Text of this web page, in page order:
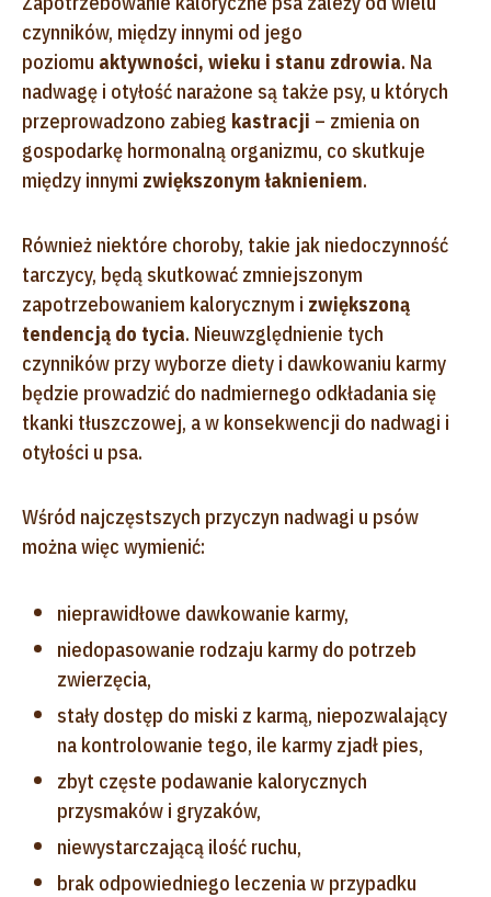
czynników, między innymi od jego
poziomu aktywności, wieku i stanu zdrowia. Na
nadwagę i otyłość narażone są także psy, u których
przeprowadzono zabieg kastracji – zmienia on
gospodarkę hormonalną organizmu, co skutkuje
między innymi zwiększonym łaknieniem.
Również niektóre choroby, takie jak niedoczynność
tarczycy, będą skutkować zmniejszonym
zapotrzebowaniem kalorycznym i zwiększoną
tendencją do tycia. Nieuwzględnienie tych
czynników przy wyborze diety i dawkowaniu karmy
będzie prowadzić do nadmiernego odkładania się
tkanki tłuszczowej, a w konsekwencji do nadwagi i
otyłości u psa.
Wśród najczęstszych przyczyn nadwagi u psów
można więc wymienić:
nieprawidłowe dawkowanie karmy,
niedopasowanie rodzaju karmy do potrzeb
zwierzęcia,
stały dostęp do miski z karmą, niepozwalający
na kontrolowanie tego, ile karmy zjadł pies,
zbyt częste podawanie kalorycznych
przysmaków i gryzaków,
niewystarczającą ilość ruchu,
brak odpowiedniego leczenia w przypadku